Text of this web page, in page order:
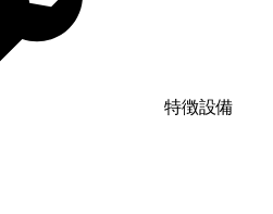
特徴設備